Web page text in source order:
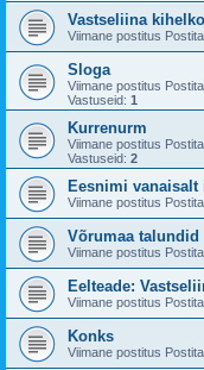
Vastseliina
Viimane postitus
Sloga
Viimane postitus
Vastuseid: 1
Kurrenurm
Viimane postitus
Vastuseid: 2
Eesnimi
Viimane postitus
Võrumaa talundid
Viimane postitus
Eelteade:
Viimane postitus
Konks
Viimane postitus